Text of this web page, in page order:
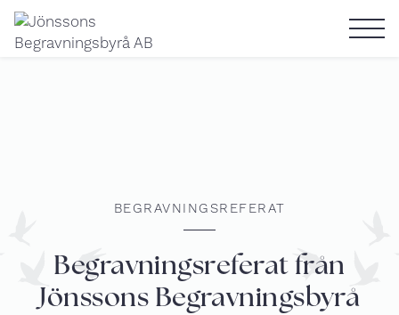
Minnesrummet
BEGRAVNINGSREFERAT
Begravningsreferat från
Jönssons Begravningsbyrå